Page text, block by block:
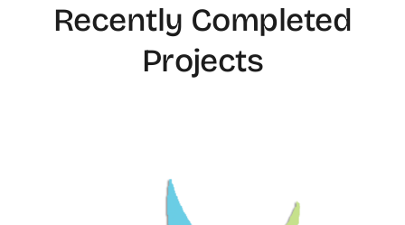
Recently Completed
Projects